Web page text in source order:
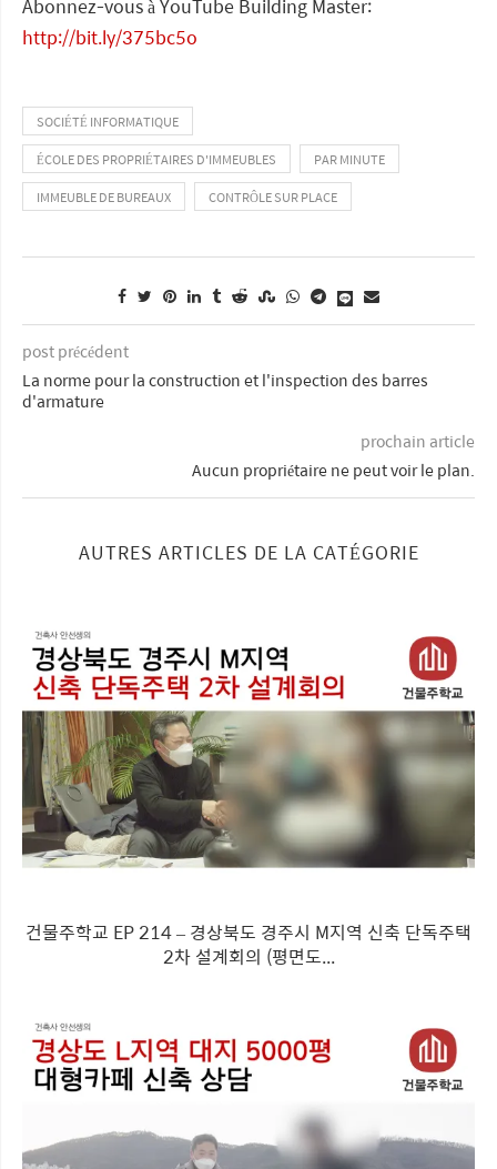
Abonnez-vous à YouTube Building Master:
http://bit.ly/375bc5o
SOCIÉTÉ INFORMATIQUE
ÉCOLE DES PROPRIÉTAIRES D'IMMEUBLES
PAR MINUTE
IMMEUBLE DE BUREAUX
CONTRÔLE SUR PLACE
post précédent
La norme pour la construction et l'inspection des barres
d'armature
prochain article
Aucun propriétaire ne peut voir le plan.
AUTRES ARTICLES DE LA CATÉGORIE
건물주학교 EP 214 – 경상북도 경주시 M지역 신축 단독주택
2차 설계회의 (평면도...